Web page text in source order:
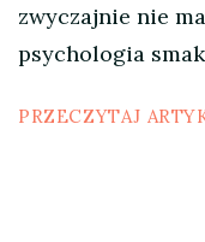
zwyczajnie nie
psychologia
PRZECZYTAJ